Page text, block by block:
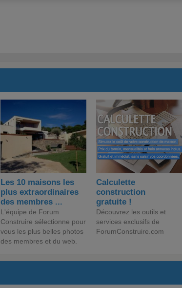
Les 10 maisons les
plus extraordinaires
des membres ...
L'équipe de Forum
Construire sélectionne pour
vous les plus belles photos
des membres et du web.
Calculette
construction
gratuite !
Découvrez les outils et
services exclusifs de
ForumConstruire.com